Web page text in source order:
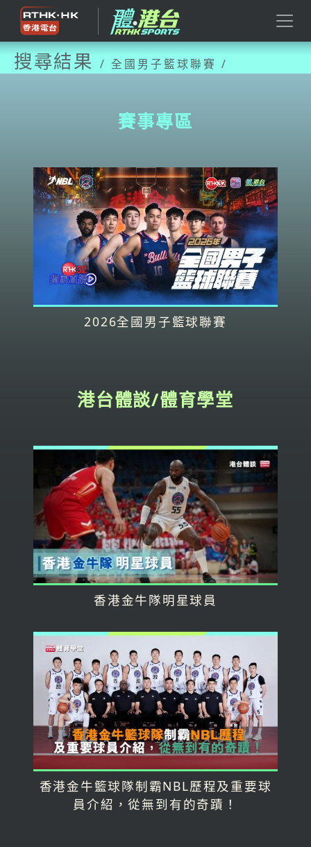
搜尋結果 / 全國男子籃球聯賽 /
賽事專區
2026全國男子籃球聯賽
港台體談/體育學堂
香港金牛隊明星球員
香港金牛籃球隊制霸NBL歷程及重要球
員介紹，從無到有的奇蹟！